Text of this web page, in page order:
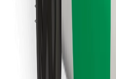
Találd meg kedvenc
Bolt Food app